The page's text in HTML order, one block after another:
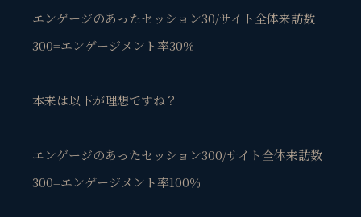
エンゲージのあったセッション30/サイト全体来訪数
300=エンゲージメント率30％
本来は以下が理想ですね？
エンゲージのあったセッション300/サイト全体来訪数
300=エンゲージメント率100％